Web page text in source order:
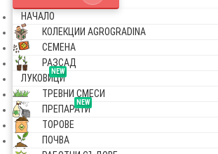
НАЧАЛО
КОЛЕКЦИИ AGROGRADINA
СЕМЕНА
РАЗСАД
NEW
ЛУКОВИЦИ
ТРЕВНИ СМЕСИ
NEW
ПРЕПАРАТИ
ТОРОВЕ
ПОЧВА